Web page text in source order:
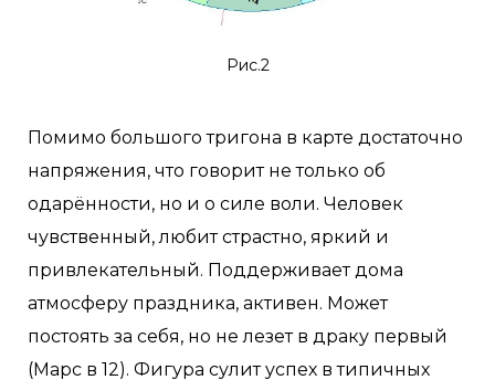
Рис.2
Помимо большого тригона в карте достаточно
напряжения, что говорит не только об
одарённости, но и о силе воли. Человек
чувственный, любит страстно, яркий и
привлекательный. Поддерживает дома
атмосферу праздника, активен. Может
постоять за себя, но не лезет в драку первый
(Марс в 12). Фигура сулит успех в типичных